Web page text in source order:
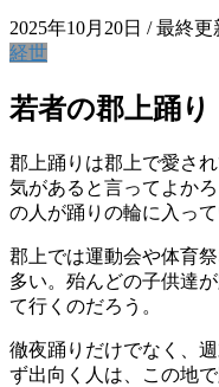
2025年10月20日 / 最終更
経世
若者の郡上踊り
郡上踊りは郡上で愛さ
気があると言ってよか
の人が踊りの輪に入っ
郡上では運動会や体育
多い。殆んどの子供達
て行くのだろう。
徹夜踊りだけでなく、
ず出向く人は、この地